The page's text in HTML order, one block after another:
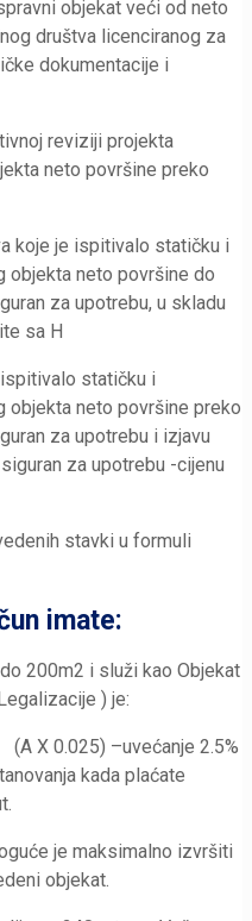
objekat veći od neto
društva licenciranog za
dokumentacije i
reviziji projekta
neto površine preko
koje je ispitivalo statičku i
neto površine do
za upotrebu, u skladu
sa H
statičku i
neto površine preko
za upotrebu i izjavu
za upotrebu -cijenu
stavki u formuli
imate:
200m2 i služi kao Objekat
) je:
X 0.025) –uvećanje 2.5%
kada plaćate
je maksimalno izvršiti
objekat.